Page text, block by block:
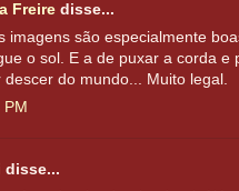
Freire disse...
imagens são especialmente
o sol. E a de puxar a corda e
descer do mundo... Muito legal.
disse...